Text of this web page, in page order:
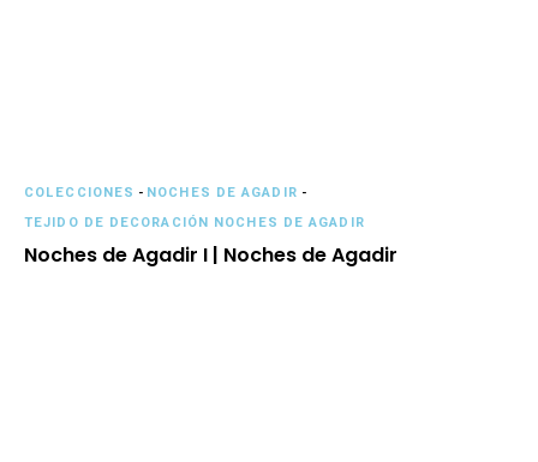
COLECCIONES - NOCHES DE AGADIR -
TEJIDO DE DECORACIÓN NOCHES DE AGADIR
Noches de Agadir I | Noches de Agadir